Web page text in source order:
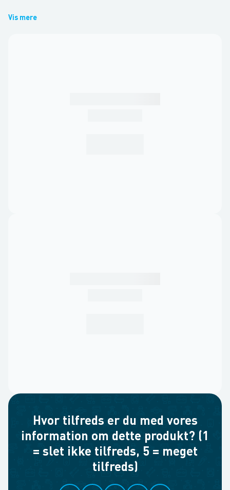
Vis mere
Hvor tilfreds er du med vores
information om dette produkt? (1
= slet ikke tilfreds, 5 = meget
tilfreds)